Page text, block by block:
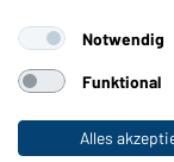
Zum
Farben
Die ideale
Notwendig
Funktional
Alles